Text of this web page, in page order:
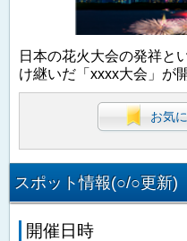
日本の花火大会の発祥と
け継いだ「xxxx大会」が
お気
スポット情報(○/○更新)
開催日時